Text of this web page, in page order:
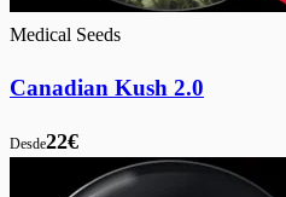
Medical Seeds
Canadian Kush 2.0
Desde22€